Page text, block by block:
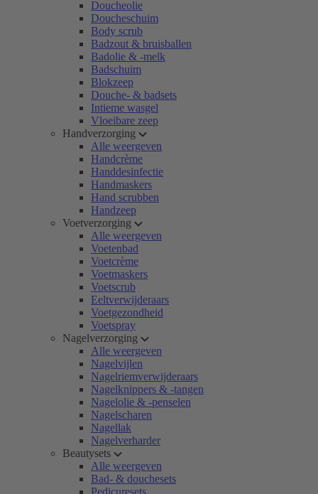
Doucheolie
Doucheschuim
Body scrub
Badzout & bruisballen
Badolie & -melk
Badschuim
Blokzeep
Douche- & badsets
Intieme wasgel
Vloeibare zeep
Handverzorging
Alle weergeven
Handcrème
Handdesinfectie
Handmaskers
Hand scrubben
Handzeep
Voetverzorging
Alle weergeven
Voetenbad
Voetcrème
Voetmaskers
Voetscrub
Eeltverwijderaars
Voetgezondheid
Voetspray
Nagelverzorging
Alle weergeven
Nagelvijlen
Nagelriemverwijderaars
Nagelknippers & -tangen
Nagelolie & -penselen
Nagelscharen
Nagellak
Nagelverharder
Beautysets
Alle weergeven
Bad- & douchesets
Pedicuresets